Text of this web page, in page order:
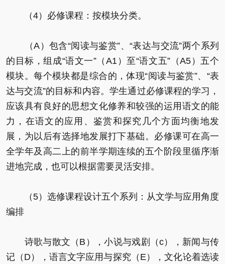
（4）必修课程：按模块分类。
（A）包含“阅读与鉴赏”、“表达与交流”两个系列
的目标，组成“语文一”（A1）至“语文五”（A5）五个
模块。每个模块都是综合的，体现“阅读与鉴赏”、“表
达与交流”的目标和内容。学生通过必修课程的学习，
应该具有良好的思想文化修养和较强的运用语文的能
力，在语文的应用、鉴赏和探究几个方面均衡地发
展，为以后有选择地发展打下基础。必修课可在高一
全学年及高二上的前半学期连续的五个阶段里循序渐
进地完成，也可以根据需要灵活安排。
（5）选修课程设计五个系列：从文学与应用角度
编排
诗歌与散文（B），小说与戏剧（c），新闻与传
记（D），语言文字应用与探究（E），文化论着选读